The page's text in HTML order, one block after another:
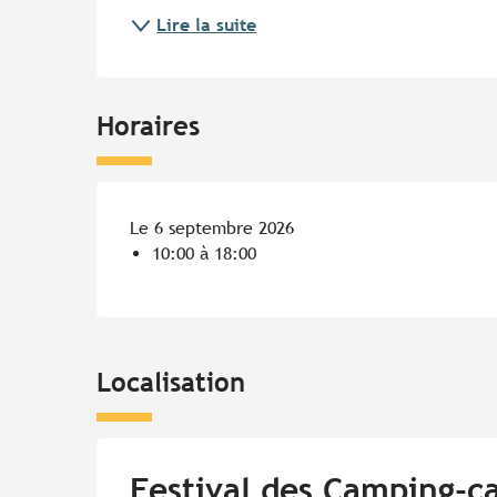
Lire la suite
Horaires
Le 6 septembre 2026
10:00 à 18:00
Localisation